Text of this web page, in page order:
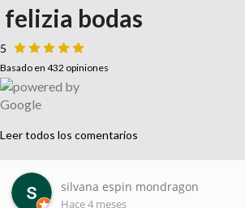
felizia bodas
5
Basado en 432 opiniones
Leer todos los comentarios
Paula Pellicer
Hace 4 meses